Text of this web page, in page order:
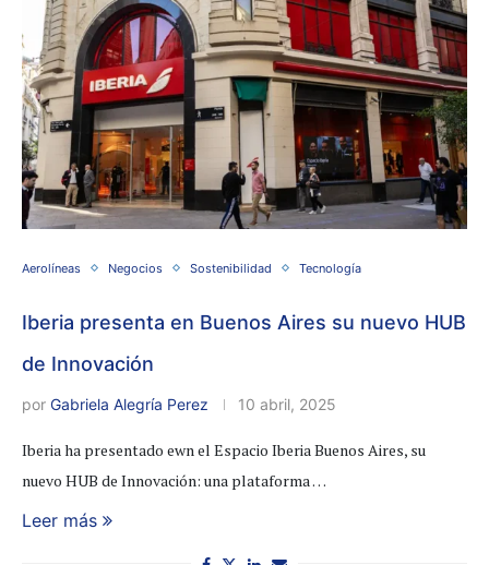
Aerolíneas Negocios Sostenibilidad Tecnología
Iberia presenta en Buenos Aires su nuevo HUB
de Innovación
por Gabriela Alegría Perez 10 abril, 2025
Iberia ha presentado ewn el Espacio Iberia Buenos Aires, su
nuevo HUB de Innovación: una plataforma …
Leer más